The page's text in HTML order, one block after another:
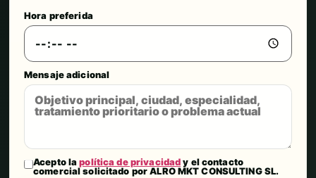
Hora preferida
Mensaje adicional
Acepto lapolítica de privacidady el contacto
comercial solicitado por ALRO MKT CONSULTING SL.